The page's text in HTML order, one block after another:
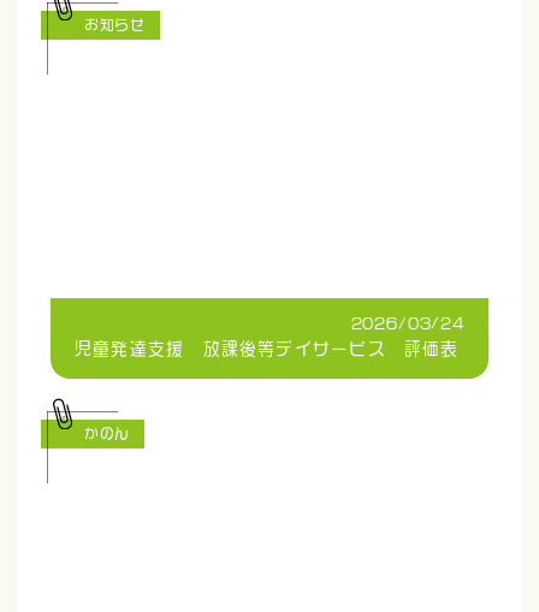
2026/03/24
児童発達支援 放課後等デイサービス 評価表
お知らせ
かのん